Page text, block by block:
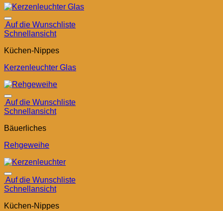
Auf die Wunschliste
Schnellansicht
Küchen-Nippes
Kerzenleuchter Glas
Auf die Wunschliste
Schnellansicht
Bäuerliches
Rehgeweihe
Auf die Wunschliste
Schnellansicht
Küchen-Nippes